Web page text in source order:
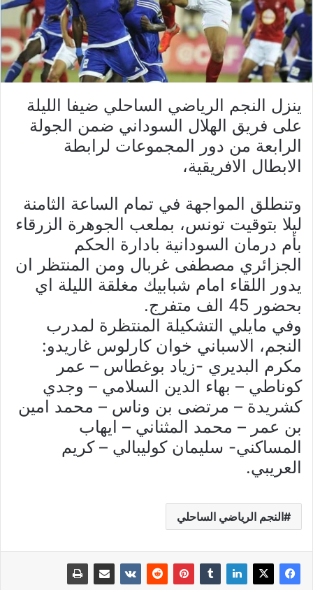
ينزل النجم الرياضي الساحلي ضيفا الليلة
على فريق الهلال السوداني ضمن الجولة
الرابعة من دور المجموعات لرابطة
الابطال الافريقية،
وتنطلق المواجهة في تمام الساعة الثامنة
ليلا بتوقيت تونس، بملعب الجوهرة الزرقاء
بأم درمان السودانية بادارة الحكم
الجزائري مصطفى غربال ومن المنتظر ان
يدور اللقاء امام شبابيك مغلقة الليلة اي
بحضور 45 الف متفرج.
وفي مايلي التشكيلة المنتظرة لمدرب
النجم، الاسباني خوان كارلوس غاريدو:
مكرم البديري -زياد بوغطاس – عمر
كوناطي – بهاء الدين السلامي – وجدي
كشريدة – مرتضى بن وناس – محمد امين
بن عمر – محمد المثناني – ايهاب
المساكني- سليمان كوليبالي – كريم
العريبي.
النجم الرياضي الساحلي